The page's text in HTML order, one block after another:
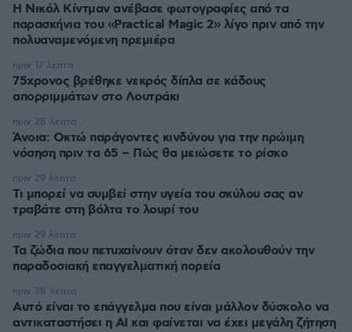
Η Νικόλ Κίντμαν ανέβασε φωτογραφίες από τα
παρασκήνια του «Practical Magic 2» λίγο πριν από την
πολυαναμενόμενη πρεμιέρα
75χρονος βρέθηκε νεκρός δίπλα σε κάδους
απορριμμάτων στο Λουτράκι
πριν 17 λεπτά
Άνοια: Οκτώ παράγοντες κινδύνου για την πρώιμη
νόσηση πριν τα 65 – Πώς θα μειώσετε το ρίσκο
πριν 28 λεπτά
Τι μπορεί να συμβεί στην υγεία του σκύλου σας αν
τραβάτε στη βόλτα το λουρί του
πριν 29 λεπτά
Τα ζώδια που πετυχαίνουν όταν δεν ακολουθούν την
παραδοσιακή επαγγελματική πορεία
πριν 29 λεπτά
Αυτό είναι το επάγγελμα που είναι μάλλον δύσκολο να
αντικαταστήσει η AI και φαίνεται να έχει μεγάλη ζήτηση
πριν 38 λεπτά